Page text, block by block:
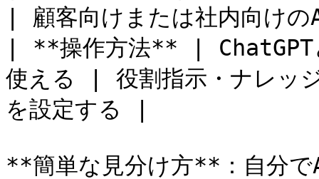
| 顧客向けまたは社内向
| **操作方法** | ChatGPT
使える | 役割指示・ナレッ
を設定する |
**簡単な見分け方**：自分